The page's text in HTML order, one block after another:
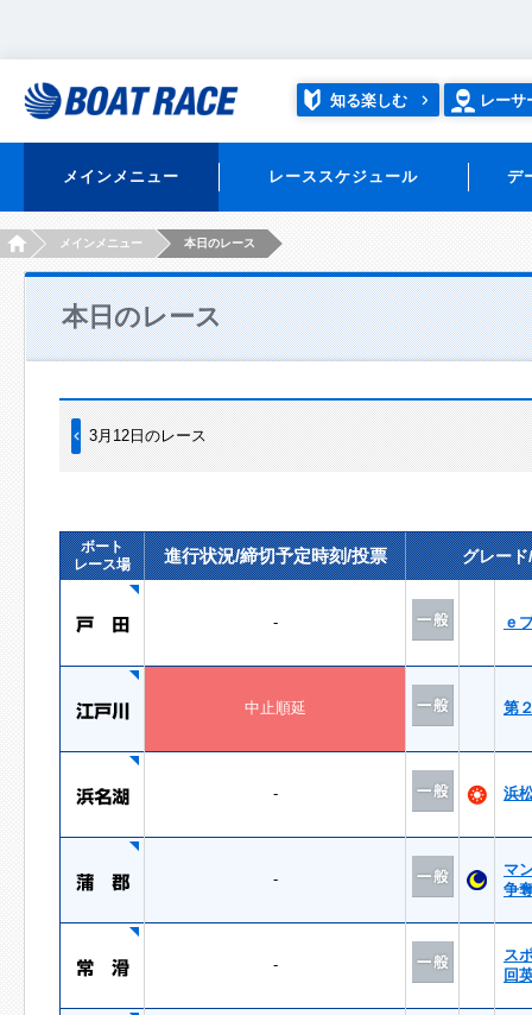
知る楽しむ レーサ
メインメニュー レーススケジュール デ
HOMEメインメニュー 本日のレース
本日のレース
3月12日のレース
ボート
レース場
進行状況/締切予定時刻/投票 グレー
- ｅ
中止順延 第
- 浜
-
マ
争
-
ス
回